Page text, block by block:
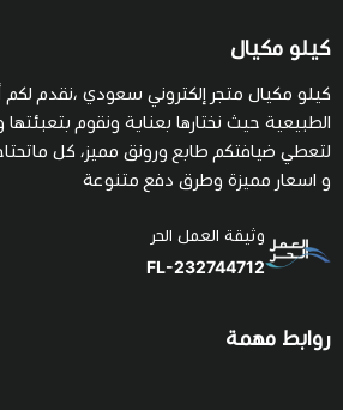
كيلو مكيال
كيلو مكيال متجر إلكتروني سعودي ،نقدم لكم
الطبيعية حيث نختارها بعناية ونقوم بتعبئتها
لتعطي ضيافتكم طابع ورونق مميز، كل
و اسعار مميزة وطرق دفع متنوعة
وثيقة العمل الحر
FL-232744712
روابط مهمة